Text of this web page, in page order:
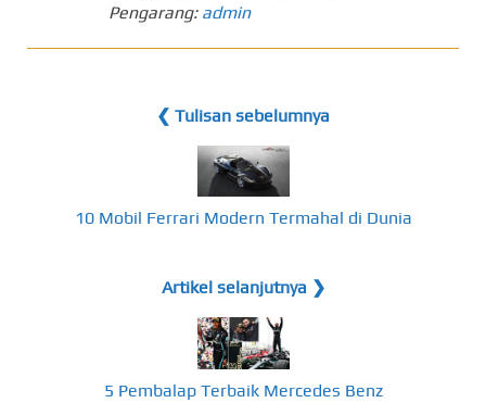
Pengarang: admin
❮ Tulisan sebelumnya
10 Mobil Ferrari Modern Termahal di Dunia
Artikel selanjutnya ❯
5 Pembalap Terbaik Mercedes Benz